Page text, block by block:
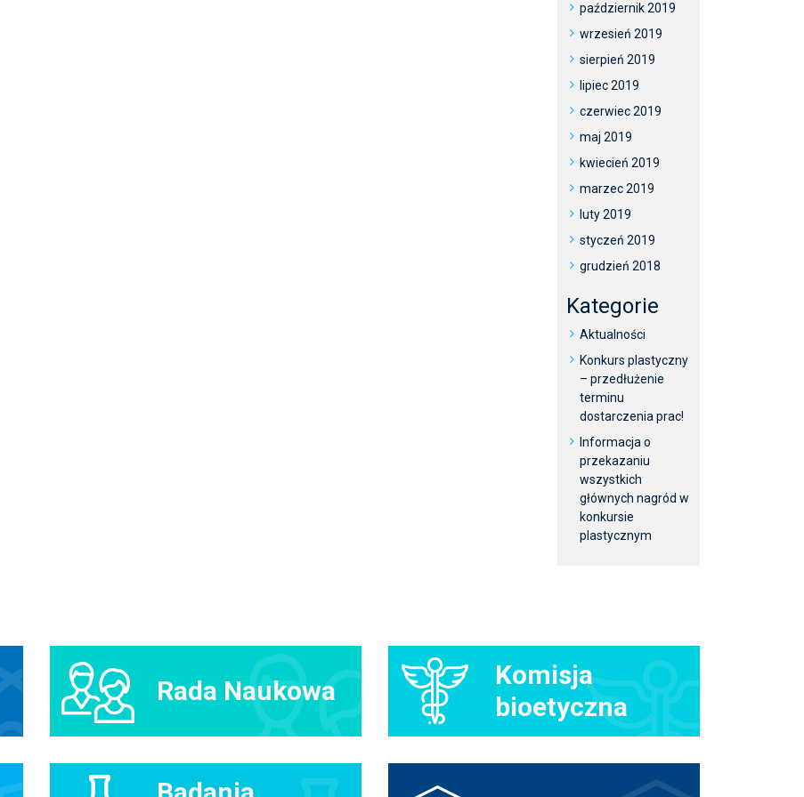
październik 2019
wrzesień 2019
sierpień 2019
lipiec 2019
czerwiec 2019
maj 2019
kwiecień 2019
marzec 2019
luty 2019
styczeń 2019
grudzień 2018
Kategorie
Aktualności
Konkurs plastyczny
– przedłużenie
terminu
dostarczenia prac!
Informacja o
przekazaniu
wszystkich
głównych nagród w
konkursie
plastycznym
Rada Naukowa
Komisja
bioetyczna